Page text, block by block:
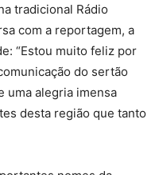
tradicional Rádio
com a reportagem, a
“Estou muito feliz por
do sertão
uma alegria imensa
desta região que tanto